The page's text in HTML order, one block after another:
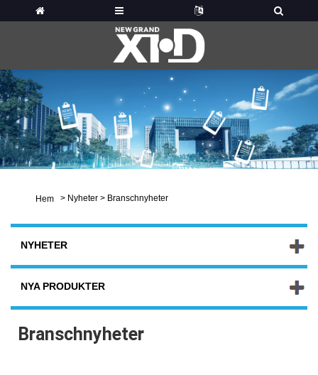
Hem > Nyheter > Branschnyheter
NYHETER
NYA PRODUKTER
Branschnyheter